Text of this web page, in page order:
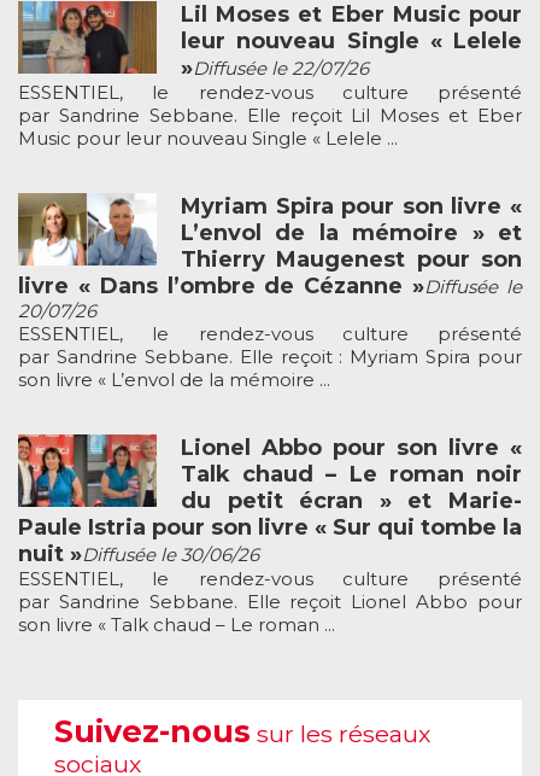
Lil Moses et Eber Music pour
leur nouveau Single « Lelele
»Diffusée le 22/07/26
ESSENTIEL, le rendez-vous culture présenté
par Sandrine Sebbane. Elle reçoit Lil Moses et Eber
Music pour leur nouveau Single « Lelele ...
Myriam Spira pour son livre «
L’envol de la mémoire » et
Thierry Maugenest pour son
livre « Dans l’ombre de Cézanne »Diffusée le
20/07/26
ESSENTIEL, le rendez-vous culture présenté
par Sandrine Sebbane. Elle reçoit : Myriam Spira pour
son livre « L’envol de la mémoire ...
Lionel Abbo pour son livre «
Talk chaud – Le roman noir
du petit écran » et Marie-
Paule Istria pour son livre « Sur qui tombe la
nuit »Diffusée le 30/06/26
ESSENTIEL, le rendez-vous culture présenté
par Sandrine Sebbane. Elle reçoit Lionel Abbo pour
son livre « Talk chaud – Le roman ...
Suivez-nous sur les réseaux
sociaux